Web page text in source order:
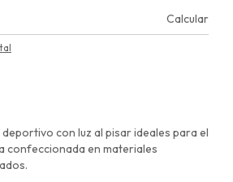
Calcular
con luz al pisar ideales para el
confeccionada en materiales